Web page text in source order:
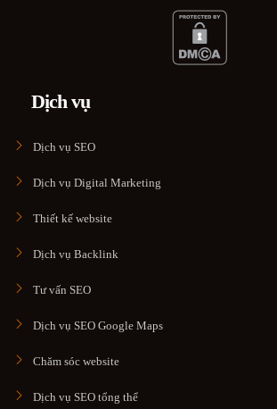
Dịch vụ
Dịch vụ SEO
Dịch vụ Digital Marketing
Thiết kế website
Dịch vụ Backlink
Tư vấn SEO
Dịch vụ SEO Google Maps
Chăm sóc website
Dịch vụ SEO tổng thể